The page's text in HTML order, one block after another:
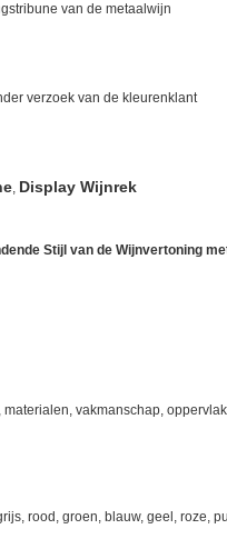
van de metaalwijn
verzoek van de kleurenklant
, Display Wijnrek
Stijl van de Wijnvertoning
materialen, vakmanschap,
rood, groen, blauw, geel, roze,